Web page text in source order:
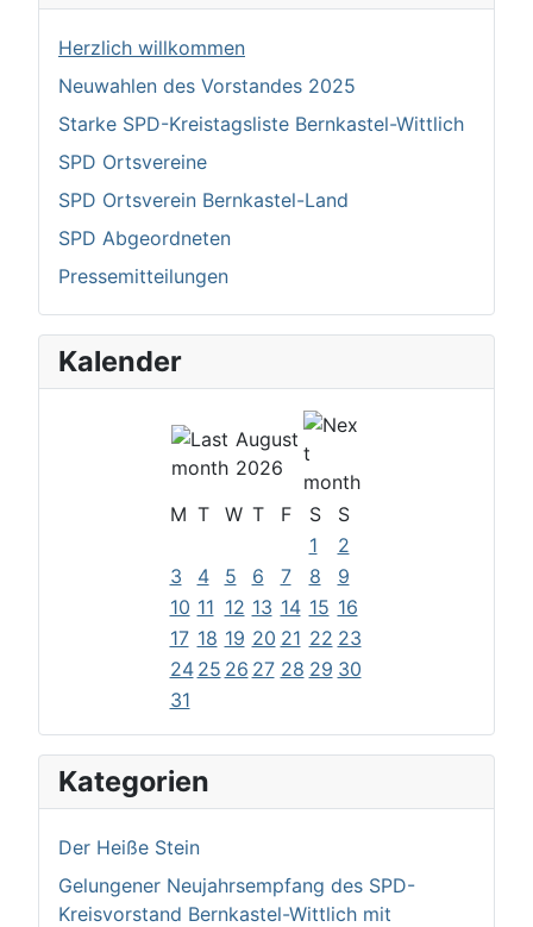
Herzlich willkommen
Neuwahlen des Vorstandes 2025
Starke SPD-Kreistagsliste Bernkastel-Wittlich
SPD Ortsvereine
SPD Ortsverein Bernkastel-Land
SPD Abgeordneten
Pressemitteilungen
Kalender
August
2026
M T W T F S
S
1
2
3
4 5 6 7 8
9
10 11 12 13 14 15 16
17 18 19 20 21 22 23
24 25 26 27 28 29 30
31
Kategorien
Der Heiße Stein
Gelungener Neujahrsempfang des SPD-
Kreisvorstand Bernkastel-Wittlich mit